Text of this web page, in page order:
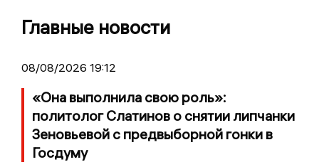
Главные новости
08/08/2026 19:12
«Она выполнила свою роль»:
политолог Слатинов о снятии липчанки
Зеновьевой с предвыборной гонки в
Госдуму